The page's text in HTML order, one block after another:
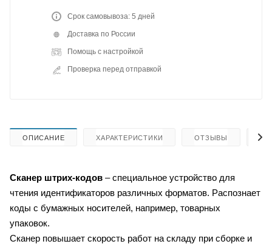
Срок самовывоза: 5 дней
Доставка по России
Помощь с настройкой
Проверка перед отправкой
ОПИСАНИЕ ХАРАКТЕРИСТИКИ ОТЗЫВЫ
Сканер штрих-кодов – специальное устройство для
чтения идентификаторов различных форматов. Распознает
коды с бумажных носителей, например, товарных
упаковок.
Сканер повышает скорость работ на складу при сборке и